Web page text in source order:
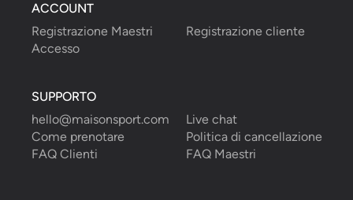
ACCOUNT
Registrazione Maestri
Registrazione cliente
Accesso
SUPPORTO
hello@maisonsport.com
Live chat
Come prenotare
Politica di cancellazione
FAQ Clienti
FAQ Maestri